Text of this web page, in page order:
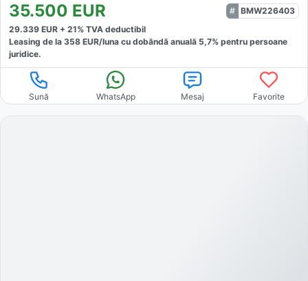
35.500 EUR
BMW226403
29.339 EUR + 21% TVA deductibil
Leasing de la 358 EUR/luna cu dobăndă anuală 5,7% pentru persoane
juridice.
Sună WhatsApp Mesaj Favorite